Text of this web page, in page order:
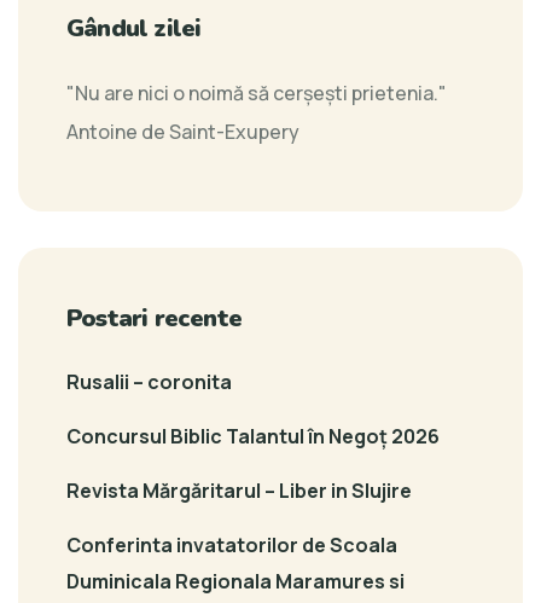
Gândul zilei
"Nu are nici o noimă să cerșești prietenia."
Antoine de Saint-Exupery
Postari recente
Rusalii – coronita
Concursul Biblic Talantul în Negoț 2026
Revista Mărgăritarul – Liber in Slujire
Conferinta invatatorilor de Scoala
Duminicala Regionala Maramures si